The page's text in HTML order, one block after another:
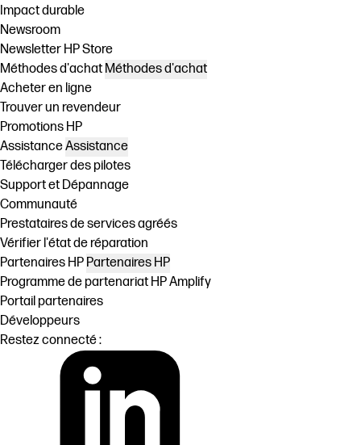
Impact durable
Newsroom
Newsletter HP Store
Méthodes d'achat Méthodes d'achat
Acheter en ligne
Trouver un revendeur
Promotions HP
AssistanceAssistance
Télécharger des pilotes
Support et Dépannage
Communauté
Prestataires de services agréés
Vérifier l'état de réparation
Partenaires HP Partenaires HP
Programme de partenariat HP Amplify
Portail partenaires
Développeurs
Restez connecté :